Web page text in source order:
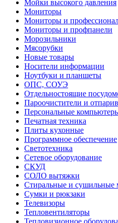
Мойки высокого давления
Мониторы
Мониторы и
Мониторы и профпанели
Морозильники
Мясорубки
Новые товары
Носители информации
Ноутбуки и планшеты
ОПС, СОУЭ
Отдельностоящие
Пароочистители и
Персональные
Печатная техника
Плиты кухонные
Программное обеспечение
Светотехника
Сетевое оборудование
СКУД
СОЛО вытяжки
Стиральные и
Сумки и рюкзаки
Телевизоры
Тепловентиляторы
Тепловизионное